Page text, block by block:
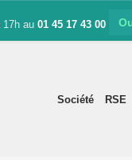
17h au 01 45 17 43 00
Société RSE